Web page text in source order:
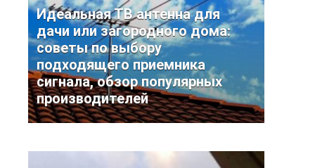
Идеальная ТВ антенна для
дачи или загородного дома:
советы по выбору
подходящего приемника
сигнала, обзор популярных
производителей